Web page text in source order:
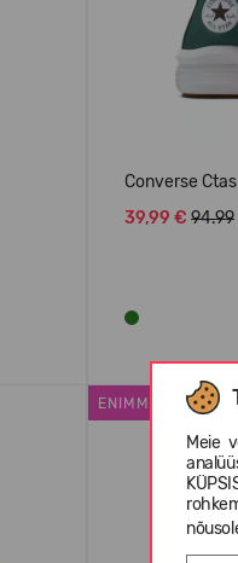
Meie
Converse
39,99 € 94.99
ENIMMÜÜDUD